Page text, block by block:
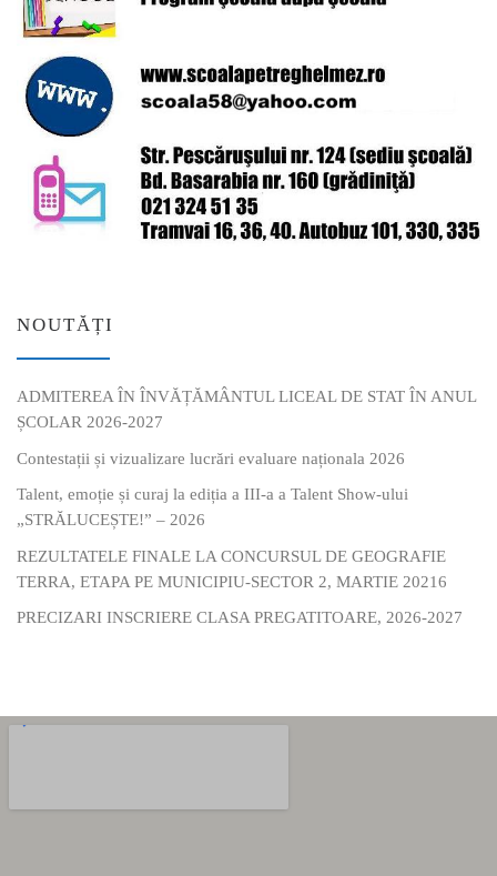
NOUTĂȚI
ADMITEREA ÎN ÎNVĂȚĂMÂNTUL LICEAL DE STAT ÎN ANUL
ȘCOLAR 2026-2027
Contestații și vizualizare lucrări evaluare naționala 2026
Talent, emoție și curaj la ediția a III-a a Talent Show-ului
„STRĂLUCEȘTE!” – 2026
REZULTATELE FINALE LA CONCURSUL DE GEOGRAFIE
TERRA, ETAPA PE MUNICIPIU-SECTOR 2, MARTIE 20216
PRECIZARI INSCRIERE CLASA PREGATITOARE, 2026-2027